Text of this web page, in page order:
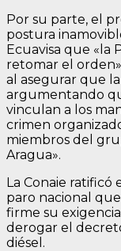
Por su parte, el
postura
Ecuavisa que «la
retomar el
al asegurar que
argumentando
vinculan a los
crimen
miembros del
Aragua».
La Conaie ratificó
paro nacional
firme su
derogar el
diésel.